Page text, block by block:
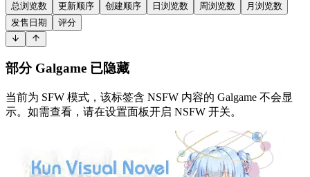
总浏览数
更新顺序 创建顺序 日浏览数 周浏览数
月浏览数
发售日期
评分
部分 Galgame 已隐藏
当前为 SFW 模式，该标签含 NSFW 内容的 Galgame 不会显
示。如需查看，请在设置面板开启 NSFW 开关。